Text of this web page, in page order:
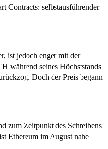
Contracts: selbstausführender
ist jedoch enger mit der
während seines Höchststands
Doch der Preis begann
zum Zeitpunkt des Schreibens
Ethereum im August nahe